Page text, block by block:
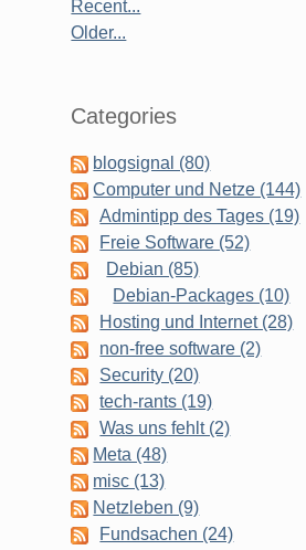
Recent...
Older...
Categories
blogsignal (80)
Computer und Netze (144)
Admintipp des Tages (19)
Freie Software (52)
Debian (85)
Debian-Packages (10)
Hosting und Internet (28)
non-free software (2)
Security (20)
tech-rants (19)
Was uns fehlt (2)
Meta (48)
misc (13)
Netzleben (9)
Fundsachen (24)